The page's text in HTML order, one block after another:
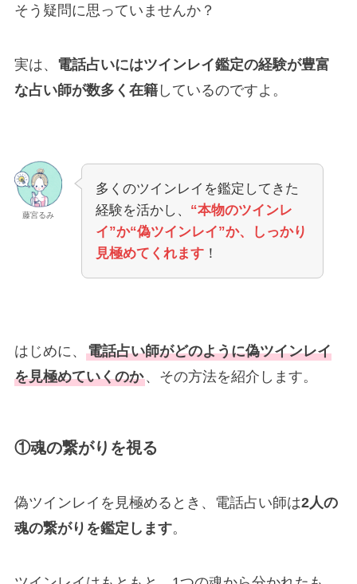
そう疑問に思っていませんか？
実は、 電話占いにはツインレイ鑑定の経験が豊富
な占い師が数多く在籍しているのですよ。
藤宮るみ
多くのツインレイを鑑定してきた
経験を活かし、 “本物のツインレ
イ”か“偽ツインレイ”か、しっかり
見極めてくれます！
はじめに、 電話占い師がどのように偽ツインレイ
を見極めていくのか、その方法を紹介します。
①魂の繋がりを視る
偽ツインレイを見極めるとき、電話占い師は2人の
魂の繋がりを鑑定します。